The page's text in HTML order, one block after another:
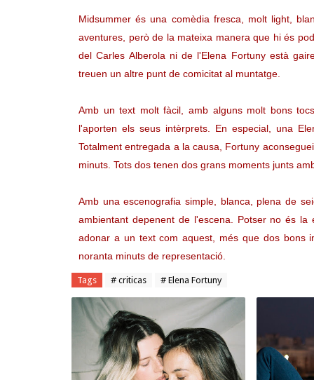
Midsummer és una comèdia fresca, molt light,
aventures, però de la mateixa manera que hi és
del Carles Alberola ni de l'Elena Fortuny està
treuen un altre punt de comicitat al muntatge.
Amb un text molt fàcil, amb alguns molt bons
l'aporten els seus intèrprets. En especial, una
Totalment entregada a la causa, Fortuny
minuts. Tots dos tenen dos grans moments junts
Amb una escenografia simple, blanca, plena de
ambientant depenent de l'escena. Potser no és
adonar a un text com aquest, més que dos bons
noranta minuts de representació.
Tags # criticas # Elena Fortuny